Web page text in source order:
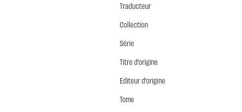
Traducteur
Collection
Série
Titre d'origine
Editeur d'origine
Tome